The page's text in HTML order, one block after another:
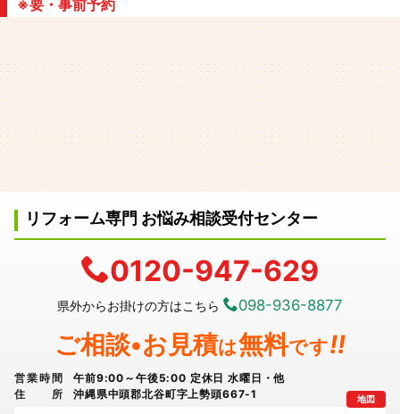
※要・事前予約
リフォーム専門 お悩み相談受付センター
0120-947-629
県外からお掛けの方はこちら 098-936-8877
ご相談•お見積は無料です!!
営業時間
午前9:00～午後5:00 定休日 水曜日・他
住所
沖縄県中頭郡北谷町字上勢頭667-1 地図